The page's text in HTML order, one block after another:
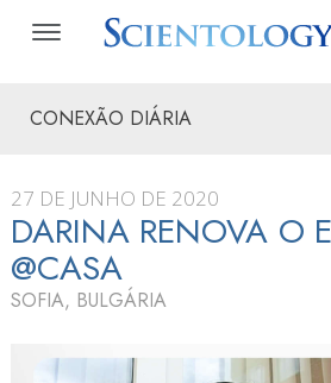
CONEXÃO DIÁRIA
27 DE JUNHO DE 2020
DARINA RENOVA O
@CASA
SOFIA, BULGÁRIA